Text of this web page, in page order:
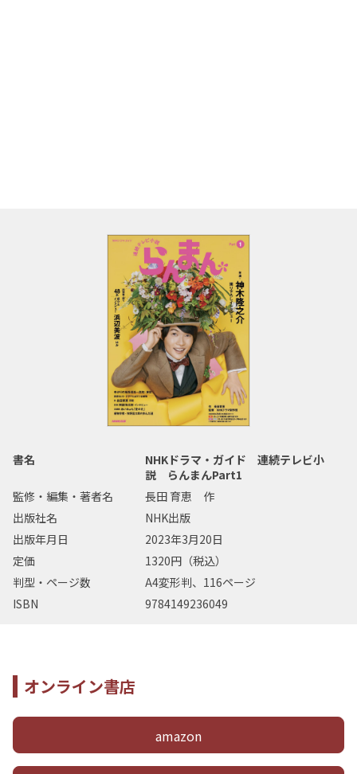
書名
NHKドラマ・ガイド 連続テレビ小
説 らんまんPart1
監修・編集・著者名
長田 育恵 作
出版社名
NHK出版
出版年月日
2023年3月20日
定価
1320円（税込）
判型・ページ数
A4変形判、116ページ
ISBN
9784149236049
オンライン書店
amazon